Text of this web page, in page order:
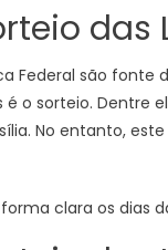
Federal são
o sorteio. Dentre
No entanto,
clara os dias